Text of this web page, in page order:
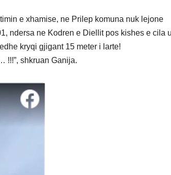
e xhamise, ne Prilep komuna nuk lejone
ndersa ne Kodren e Diellit pos kishes e cila
kryqi gjigant 15 meter i larte!
!!!”, shkruan Ganija.